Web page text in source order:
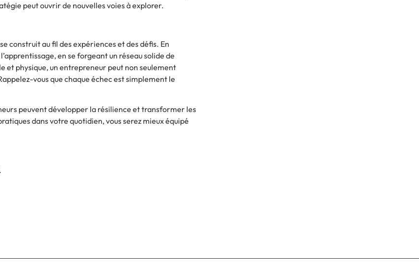
peut ouvrir de nouvelles voies à explorer.
construit au fil des expériences et des défis. En
en se forgeant un réseau solide de
et physique, un entrepreneur peut non seulement
vous que chaque échec est simplement le
peuvent développer la résilience et transformer les
dans votre quotidien, vous serez mieux équipé